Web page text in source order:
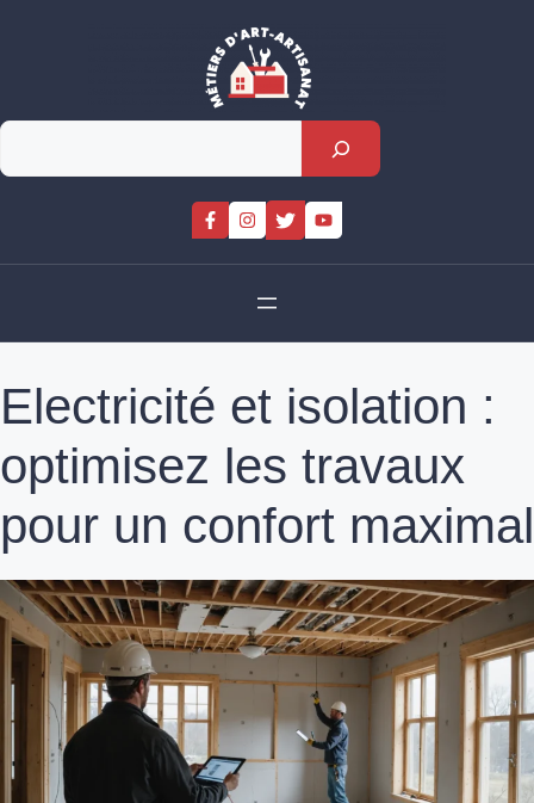
Rechercher
Electricité et isolation :
optimisez les travaux
pour un confort maximal